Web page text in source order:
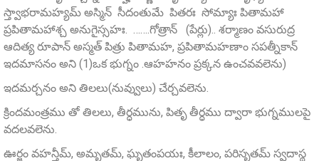
స్త్వాభరామహ్యమ్‌ అస్మిన్ సీదంతుమే పితరః సోమ్యాః పితామహా
ప్రపితామహాశ్చ అనుగైస్సహః. …….గోత్రాన్ (పేర్లు).. శర్మాణం వసురుద్ర
ఆదిత్య రూపాన్‌ అస్మత్‌ పిత్రు పితామహ, ప్రపితామహణాం సపత్నీకాన్
ఇదమాసనం అని (1)ఒక భుగ్నం .ఆహహనం ప్రక్కన ఉంచవవలెను)
ఇదమర్చనం అని తిలలు(నువ్వులు) చేర్చవలెను.
క్రిందమంత్రము తో తిలలు, తీర్ధమును, పితృ తీర్ధము ద్వారా భుగ్నములపై
వదలవలెను.
ఊర్జం వహన్తీమ్‌, అమృతమ్‌, ఘృతంపయః, కీలాలం, పరిసృతమ్‌ స్వదాస్థ